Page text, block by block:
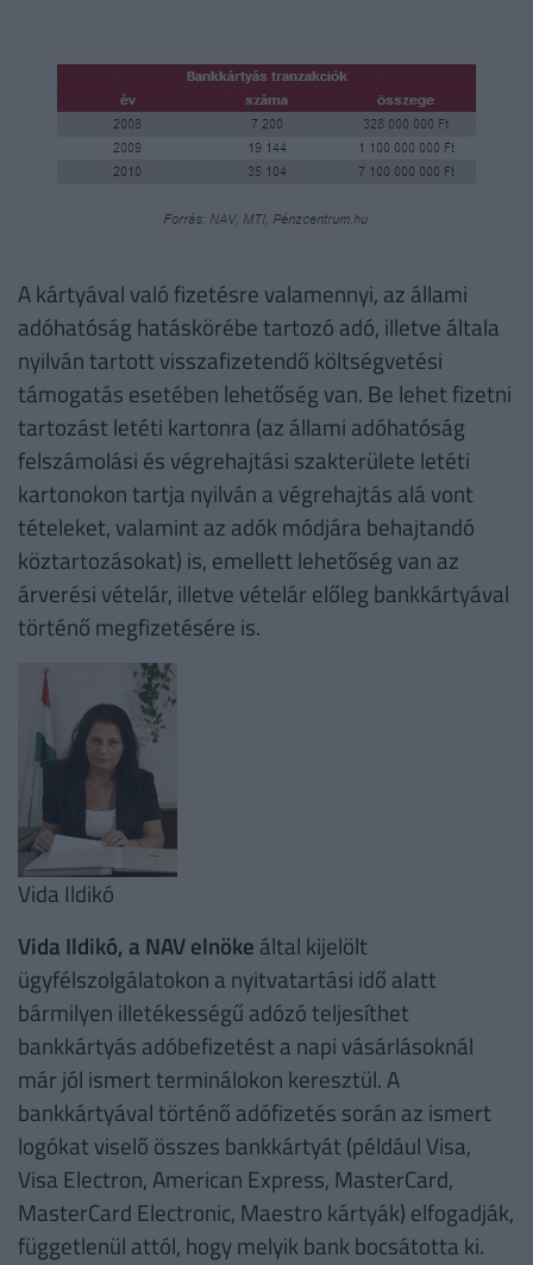
A kártyával való fizetésre valamennyi, az állami
adóhatóság hatáskörébe tartozó adó, illetve általa
nyilván tartott visszafizetendő költségvetési
támogatás esetében lehetőség van. Be lehet fizetni
tartozást letéti kartonra (az állami adóhatóság
felszámolási és végrehajtási szakterülete letéti
kartonokon tartja nyilván a végrehajtás alá vont
tételeket, valamint az adók módjára behajtandó
köztartozásokat) is, emellett lehetőség van az
árverési vételár, illetve vételár előleg bankkártyával
történő megfizetésére is.
Vida Ildikó
Vida Ildikó, a NAV elnöke által kijelölt
ügyfélszolgálatokon a nyitvatartási idő alatt
bármilyen illetékességű adózó teljesíthet
bankkártyás adóbefizetést a napi vásárlásoknál
már jól ismert terminálokon keresztül. A
bankkártyával történő adófizetés során az ismert
logókat viselő összes bankkártyát (például Visa,
Visa Electron, American Express, MasterCard,
MasterCard Electronic, Maestro kártyák) elfogadják,
függetlenül attól, hogy melyik bank bocsátotta ki.